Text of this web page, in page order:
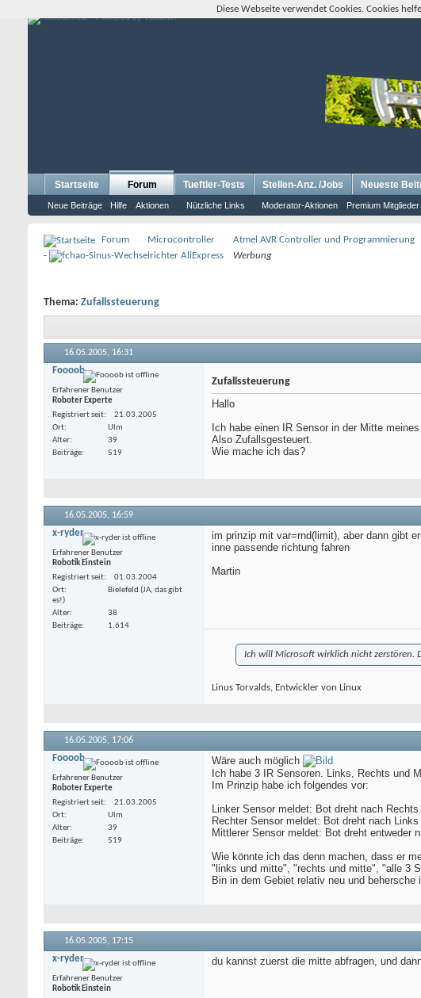
Startseite Forum
Neue Beiträge Hilfe Aktionen Nützliche Links Moderator-Aktionen Premium Mitglieder
Tueftler-Tests Stellen-Anz. /Jobs Neueste
Forum Microcontroller Atmel AVR Controller und Programmierung
-
Werbung
Thema: Zufallssteuerung
16.05.2005, 16:31
Foooob
Erfahrener Benutzer
Roboter Experte
Registriert seit
21.03.2005
Ort
Ulm
Alter
39
Beiträge
519
Zufallssteuerung
Hallo
Ich habe einen IR Sensor in der Mitte
Also Zufallsgesteuert.
Wie mache ich das?
16.05.2005, 16:59
x-ryder
Erfahrener Benutzer
Robotik Einstein
Registriert seit
01.03.2004
Ort
Bielefeld (JA, das gibt
es!)
Alter
38
Beiträge
1.614
im prinzip mit var=rnd(limit), aber dann gibt
inne passende richtung fahren
Martin
Ich will Microsoft wirklich nicht zerstören.
Linus Torvalds, Entwickler von Linux
16.05.2005, 17:06
Foooob
Erfahrener Benutzer
Roboter Experte
Registriert seit
21.03.2005
Ort
Ulm
Alter
39
Beiträge
519
Wäre auch möglich
Ich habe 3 IR Sensoren. Links, Rechts und
Im Prinzip habe ich folgendes vor:
Linker Sensor meldet: Bot dreht nach Rechts
Rechter Sensor meldet: Bot dreht nach Links
Mittlerer Sensor meldet: Bot dreht entweder
Wie könnte ich das denn machen, dass er
"links und mitte", "rechts und mitte", "alle 3
Bin in dem Gebiet relativ neu und
16.05.2005, 17:15
x-ryder
Erfahrener Benutzer
Robotik Einstein
du kannst zuerst die mitte abfragen, und
Diese Webseite verwendet Cookies. Cookies